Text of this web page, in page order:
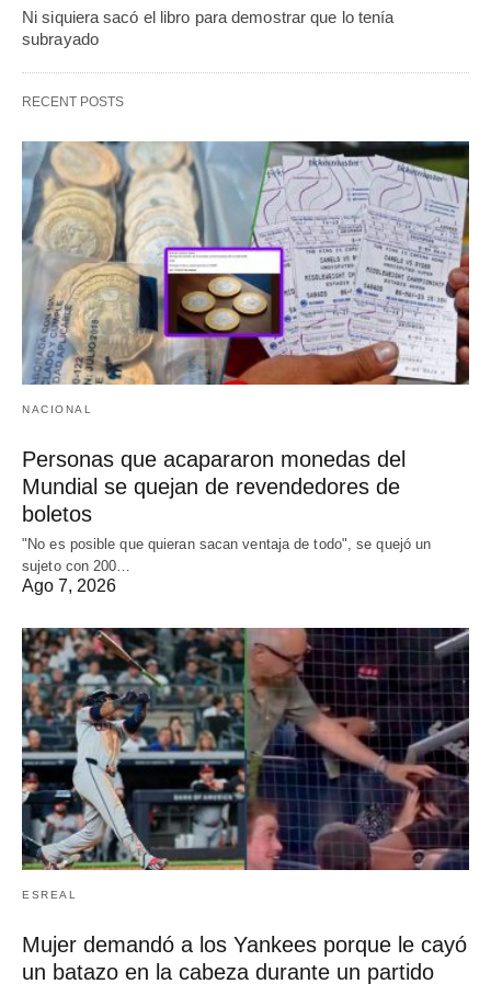
Ni siquiera sacó el libro para demostrar que lo tenía
subrayado
RECENT POSTS
NACIONAL
Personas que acapararon monedas del
Mundial se quejan de revendedores de
boletos
"No es posible que quieran sacan ventaja de todo", se quejó un
sujeto con 200…
Ago 7, 2026
ESREAL
Mujer demandó a los Yankees porque le cayó
un batazo en la cabeza durante un partido